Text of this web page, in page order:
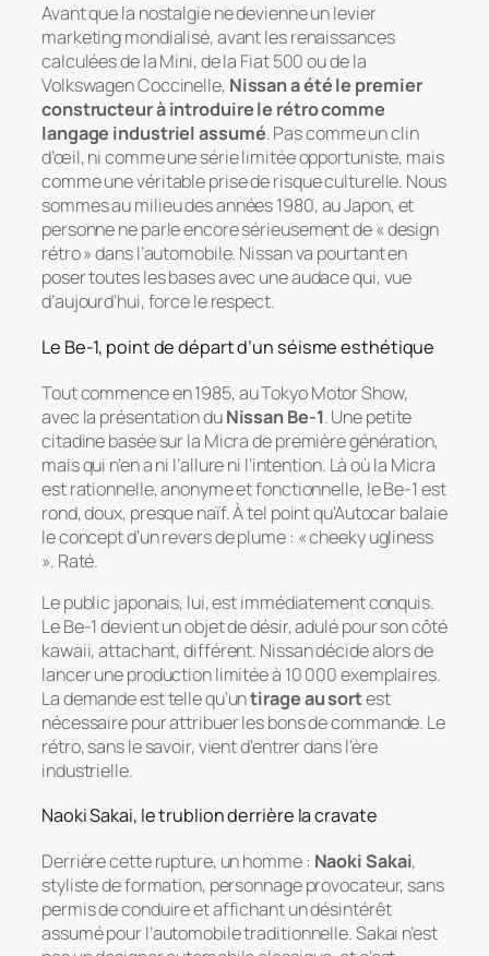
Avant que la nostalgie ne devienne un levier
marketing mondialisé, avant les renaissances
calculées de la Mini, de la Fiat 500 ou de la
Volkswagen Coccinelle, Nissan a été le premier
constructeur à introduire le rétro comme
langage industriel assumé. Pas comme un clin
d’œil, ni comme une série limitée opportuniste, mais
comme une véritable prise de risque culturelle. Nous
sommes au milieu des années 1980, au Japon, et
personne ne parle encore sérieusement de « design
rétro » dans l’automobile. Nissan va pourtant en
poser toutes les bases avec une audace qui, vue
d’aujourd’hui, force le respect.
Le Be-1, point de départ d’un séisme esthétique
Tout commence en 1985, au Tokyo Motor Show,
avec la présentation duNissan Be-1. Une petite
citadine basée sur la Micra de première génération,
mais qui n’en a ni l’allure ni l’intention. Là où la Micra
est rationnelle, anonyme et fonctionnelle, le Be-1 est
rond, doux, presque naïf. À tel point qu’Autocar balaie
le concept d’un revers de plume : « cheeky ugliness
». Raté.
Le public japonais, lui, est immédiatement conquis.
Le Be-1 devient un objet de désir, adulé pour son côté
kawaii, attachant, différent. Nissan décide alors de
lancer une production limitée à 10 000 exemplaires.
La demande est telle qu’untirage au sortest
nécessaire pour attribuer les bons de commande. Le
rétro, sans le savoir, vient d’entrer dans l’ère
industrielle.
Naoki Sakai, le trublion derrière la cravate
Derrière cette rupture, un homme : Naoki Sakai,
styliste de formation, personnage provocateur, sans
permis de conduire et affichant un désintérêt
assumé pour l’automobile traditionnelle. Sakai n’est